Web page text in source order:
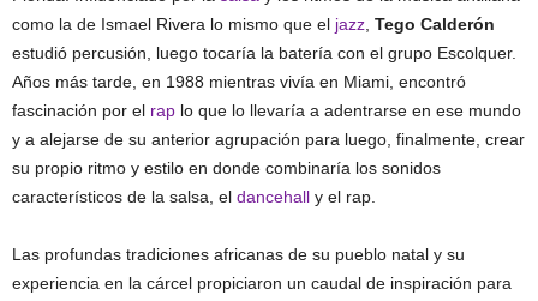
como la de Ismael Rivera lo mismo que el jazz, Tego Calderón
estudió percusión, luego tocaría la batería con el grupo Escolquer.
Años más tarde, en 1988 mientras vivía en Miami, encontró
fascinación por el rap lo que lo llevaría a adentrarse en ese mundo
y a alejarse de su anterior agrupación para luego, finalmente, crear
su propio ritmo y estilo en donde combinaría los sonidos
característicos de la salsa, el dancehall y el rap.
Las profundas tradiciones africanas de su pueblo natal y su
experiencia en la cárcel propiciaron un caudal de inspiración para